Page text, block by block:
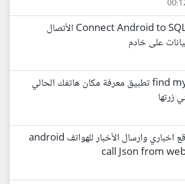
Connect Android to SQL server الأتصال
على خادم
find my phone تطبيق معرفة مكان هاتفك الحالي
زرتها
تكوين موقع اخباري وارسال الأخبار للهواتف android
call Json from